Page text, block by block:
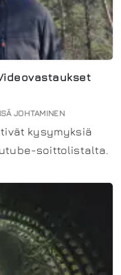
JOHTAMINEN
kysymyksiä
soittolistalta.